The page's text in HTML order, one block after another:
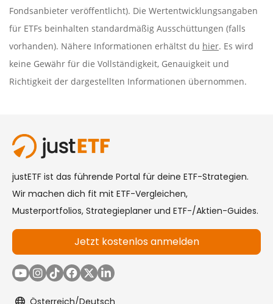
Fondsanbieter veröffentlicht). Die Wertentwicklungsangaben
für ETFs beinhalten standardmäßig Ausschüttungen (falls
vorhanden). Nähere Informationen erhältst du hier. Es wird
keine Gewähr für die Vollständigkeit, Genauigkeit und
Richtigkeit der dargestellten Informationen übernommen.